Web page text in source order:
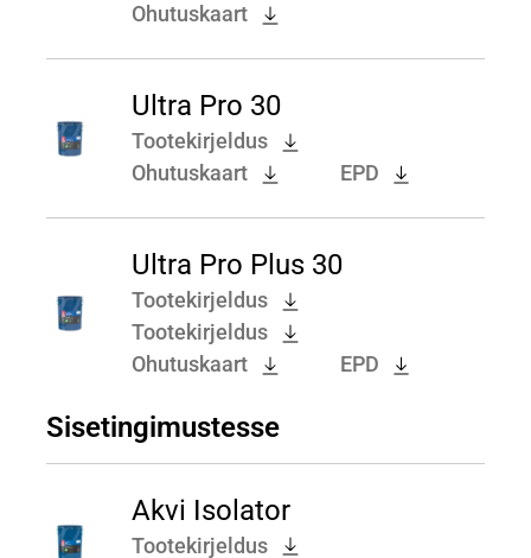
Ohutuskaart
Ultra Pro 30
Tootekirjeldus
Ohutuskaart
EPD
Ultra Pro Plus 30
Tootekirjeldus
Tootekirjeldus
Ohutuskaart
EPD
Sisetingimustesse
Akvi Isolator
Tootekirjeldus